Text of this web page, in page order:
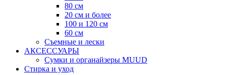
80 см
20 см и более
100 и 120 см
60 см
Съемные и лески
АКСЕССУАРЫ
Сумки и органайзеры MUUD
Стирка и уход